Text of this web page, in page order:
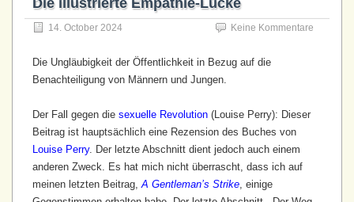
Die illustrierte Empathie-Lücke
14. October 2024 Keine Kommentare
Die Ungläubigkeit der Öffentlichkeit in Bezug auf die
Benachteiligung von Männern und Jungen.
Der Fall gegen die sexuelle Revolution (Louise Perry): Dieser
Beitrag ist hauptsächlich eine Rezension des Buches von
Louise Perry. Der letzte Abschnitt dient jedoch auch einem
anderen Zweck. Es hat mich nicht überrascht, dass ich auf
meinen letzten Beitrag,A Gentleman’s Strike, einige